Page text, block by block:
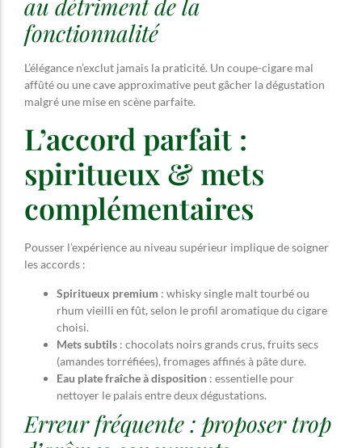
au détriment de la
fonctionnalité
L’élégance n’exclut jamais la praticité. Un coupe-cigare mal
affûté ou une cave approximative peut gâcher la dégustation
malgré une mise en scène parfaite.
L’accord parfait :
spiritueux & mets
complémentaires
Pousser l’expérience au niveau supérieur implique de soigner
les accords :
Spiritueux premium : whisky single malt tourbé ou
rhum vieilli en fût, selon le profil aromatique du cigare
choisi.
Mets subtils : chocolats noirs grands crus, fruits secs
(amandes torréfiées), fromages affinés à pâte dure.
Eau plate fraîche à disposition : essentielle pour
nettoyer le palais entre deux dégustations.
Erreur fréquente : proposer trop